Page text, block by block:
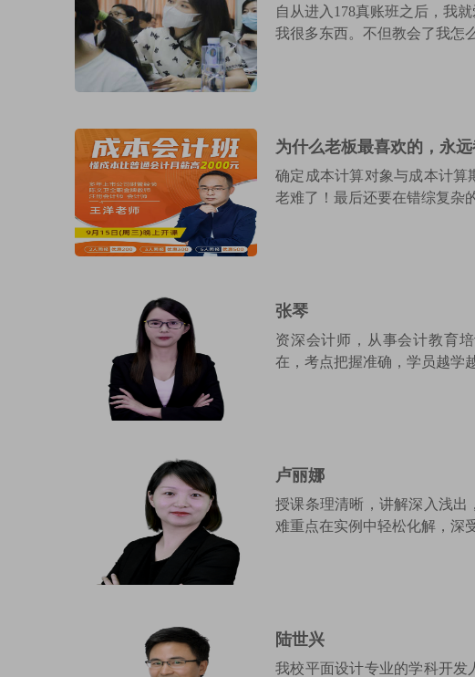
电脑培训
技能+创就业（2个月）
自从进入178真账班之后，我
我很多东西。不但教会了我怎
为什么老板最喜欢的，永
确定成本计算对象与成本计算
老难了！最后还要在错综复杂
张琴
资深会计师，从事会计教育
在，考点把握准确，学员越学
卢丽娜
授课条理清晰，讲解深入浅出
难重点在实例中轻松化解，深
陆世兴
我校平面设计专业的学科开发